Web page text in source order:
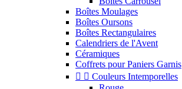
Boîtes Moulages
Boîtes Oursons
Boîtes Rectangulaires
Calendriers de l'Avent
Céramiques
Coffrets pour Paniers Garnis
  Couleurs Intemporelles